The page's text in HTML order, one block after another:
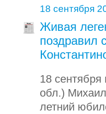
18 сентября
Живая
поздравил
18 сентября
обл.)
летний